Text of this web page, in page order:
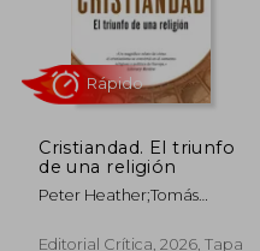
5%
dcto. 29,49 €
Cristiandad. El triunfo
de una religión
Peter Heather;Tomás
Editorial Crítica, 2026, Tapa